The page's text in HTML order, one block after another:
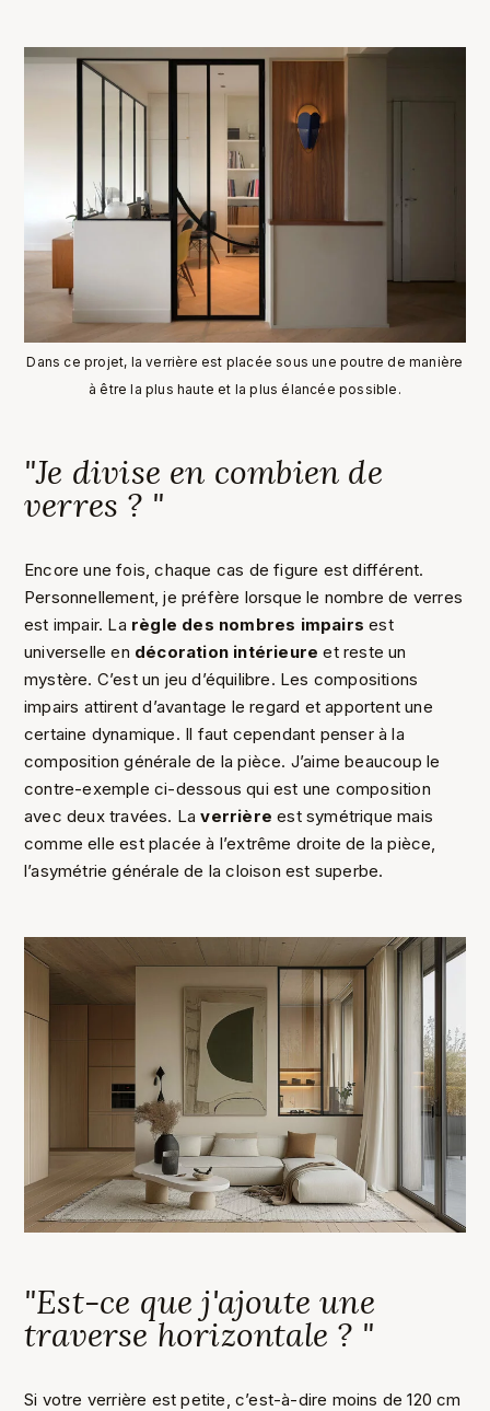
Dans ce projet, la verrière est placée sous une poutre de manière
à être la plus haute et la plus élancée possible.
"Je divise en combien de
verres ? "
Encore une fois, chaque cas de figure est différent.
Personnellement, je préfère lorsque le nombre de verres
est impair. La règle des nombres impairs est
universelle en décoration intérieure et reste un
mystère. C’est un jeu d’équilibre. Les compositions
impairs attirent d’avantage le regard et apportent une
certaine dynamique. Il faut cependant penser à la
composition générale de la pièce. J’aime beaucoup le
contre-exemple ci-dessous qui est une composition
avec deux travées. Laverrière est symétrique mais
comme elle est placée à l’extrême droite de la pièce,
l’asymétrie générale de la cloison est superbe.
"Est-ce que j'ajoute une
traverse horizontale ? "
Si votre verrière est petite, c’est-à-dire moins de 120 cm